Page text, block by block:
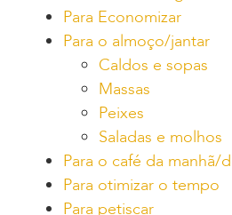
Para Economizar
Para o almoço/jantar
Caldos e sopas
Massas
Peixes
Saladas e molhos
Para o café da manhã/
Para otimizar o tempo
Para petiscar